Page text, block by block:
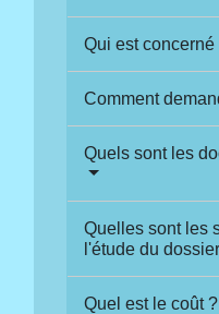
Qui est concerné
Comment
Quels sont les
Quelles sont les
l'étude du
Quel est le coût ?